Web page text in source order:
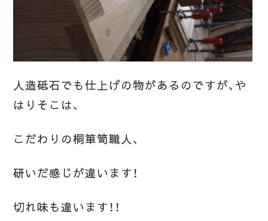
人造砥石でも仕上げの物があるのですが、や
はりそこは、
こだわりの桐箪笥職人、
研いだ感じが違います！
切れ味も違います！！